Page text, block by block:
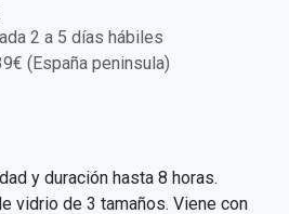
2 a 5 días hábiles
(España peninsula)
y duración hasta 8 horas.
vidrio de 3 tamaños. Viene con